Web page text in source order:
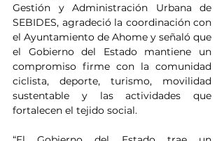
Gestión y Administración Urbana de
SEBIDES, agradeció la coordinación con
el Ayuntamiento de Ahome y señaló que
el Gobierno del Estado mantiene un
compromiso firme con la comunidad
ciclista, deporte, turismo, movilidad
sustentable y las actividades que
fortalecen el tejido social.